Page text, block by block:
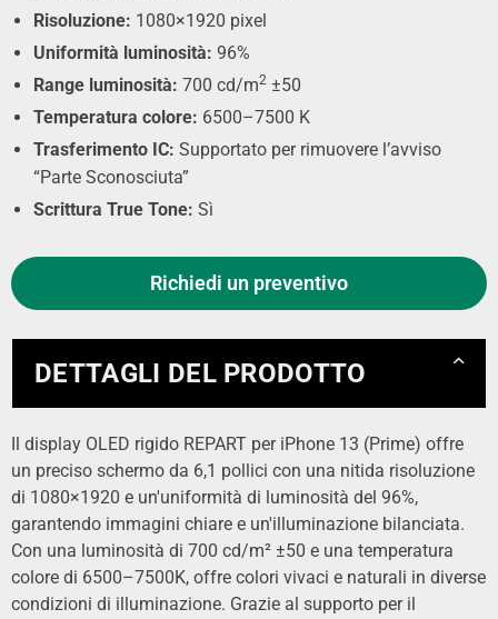
Risoluzione: 1080×1920 pixel
Uniformità luminosità: 96%
Range luminosità: 700 cd/m2 ±50
Temperatura colore: 6500–7500 K
Trasferimento IC: Supportato per rimuovere l’avviso
“Parte Sconosciuta”
Scrittura True Tone: Sì
Richiedi un preventivo
DETTAGLI DEL PRODOTTO
Il display OLED rigido REPART per iPhone 13 (Prime) offre
un preciso schermo da 6,1 pollici con una nitida risoluzione
di 1080×1920 e un'uniformità di luminosità del 96%,
garantendo immagini chiare e un'illuminazione bilanciata.
Con una luminosità di 700 cd/m² ±50 e una temperatura
colore di 6500–7500K, offre colori vivaci e naturali in diverse
condizioni di illuminazione. Grazie al supporto per il